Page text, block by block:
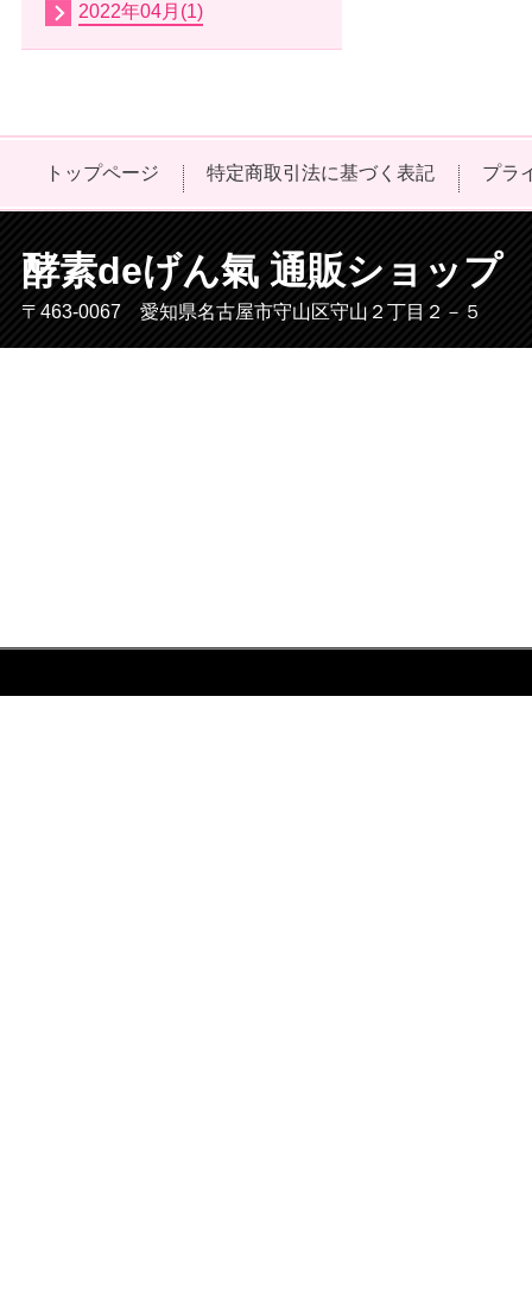
2022年04月(1)
トップページ 特定商取引法に基づく表記 プラ
酵素deげん氣 通販ショップ
〒463-0067 愛知県名古屋市守山区守山２丁目２－５